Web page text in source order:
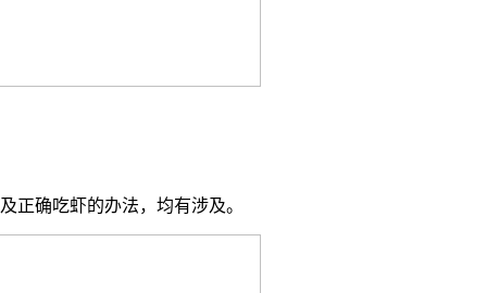
正确吃虾的办法，均有涉及。